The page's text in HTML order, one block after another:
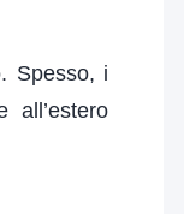
Spesso, i